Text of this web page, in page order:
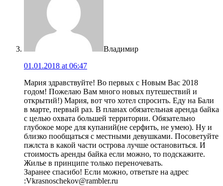
Владимир
01.01.2018 at 06:47
Мария здравствуйте! Во первых с Новым Вас 2018
годом! Пожелаю Вам много новых путешествий и
открытий!) Мария, вот что хотел спросить. Еду на Бали
в марте, первый раз. В планах обязательная аренда байка
с целью охвата большей территории. Обязательно
глубокое море для купаний(не серфить, не умею). Ну и
близко пообщаться с местными девушками. Посоветуйте
пжлста в какой части острова лучше остановиться. И
стоимость аренды байка если можно, то подскажите.
Жилье в принципе только переночевать.
Заранее спасибо! Если можно, ответьте на адрес
:Vkrasnoschekov@rambler.ru